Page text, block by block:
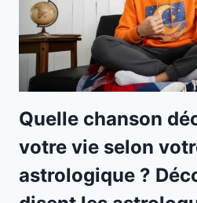
Quelle chanson
votre vie selon
astrologique ?